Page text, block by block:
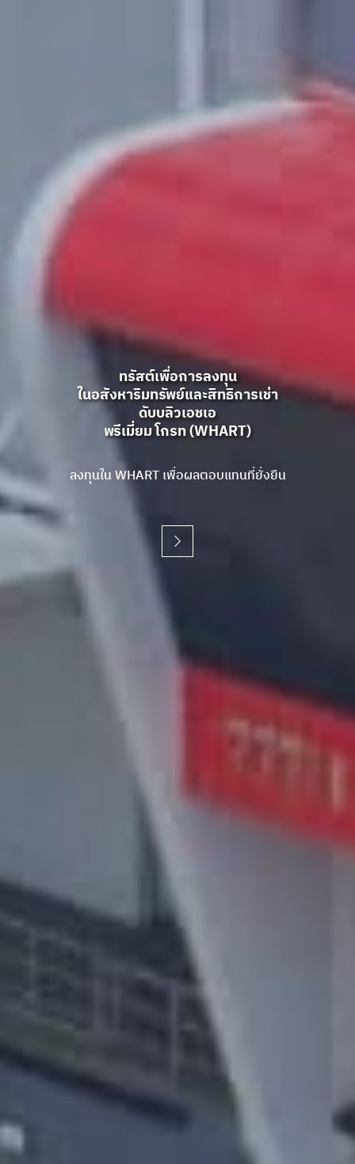
ทรัสต์เพื่อการลงทุน
ในอสังหาริมทรัพย์และสิทธิการเช่า
ดับบลิวเอชเอ
พรีเมี่ยม โกรท (WHART)
ลงทุนใน WHART เพื่อผลตอบแทนที่ยั่งยืน
ทรัสต์เพื่อการลงทุน
ในอสังหาริมทรัพย์และสิทธิการเช่า
ดับบลิวเอชเอ
พรีเมี่ยม โกรท (WHART)
ลงทุนใน WHART เพื่อผลตอบแทนที่ยั่งยืน
ทรัสต์เพื่อการลงทุน
ในอสังหาริมทรัพย์และสิทธิการเช่า
ดับบลิวเอชเอ
พรีเมี่ยม โกรท (WHART)
ลงทุนใน WHART เพื่อผลตอบแทนที่ยั่งยืน